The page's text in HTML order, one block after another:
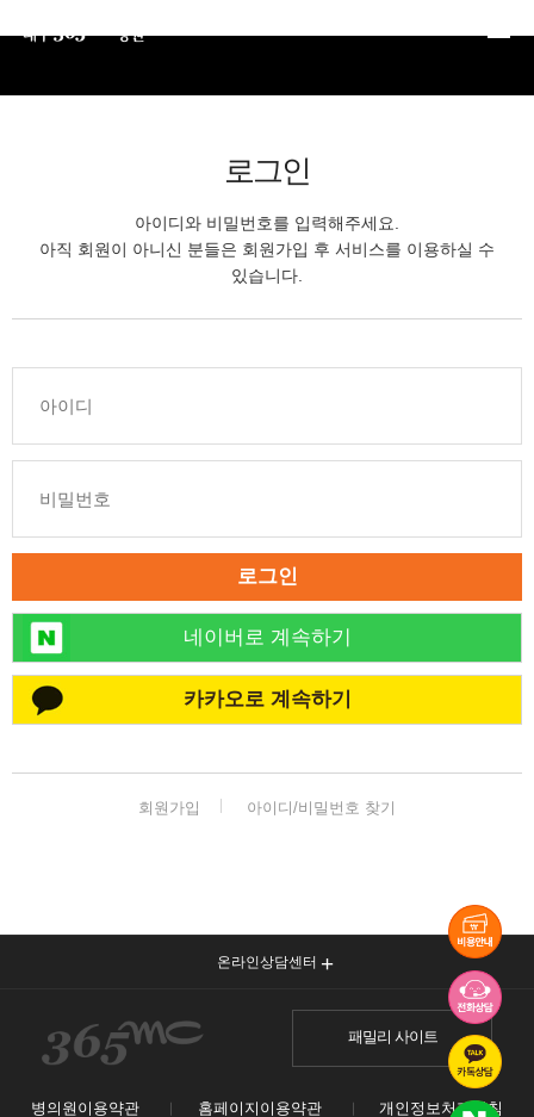
로그인
아이디와 비밀번호를 입력해주세요.
아직 회원이 아니신 분들은 회원가입 후 서비스를 이용하실 수
있습니다.
로그인
네이버로 계속하기
카카오로 계속하기
회원가입 아이디/비밀번호 찾기
온라인상담센터
패밀리 사이트
병의원이용약관 홈페이지이용약관 개인정보처리방침